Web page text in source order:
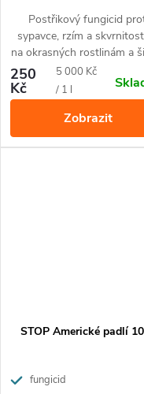
Postřikový fungicid
sypavce, rzím a
na okrasných rostlinám a
škále plísní na zelenině.
250
Kč
Měrná
cena:
5 000 Kč
/ 1 l
Zobrazit
STOP Americké padlí
fungicid